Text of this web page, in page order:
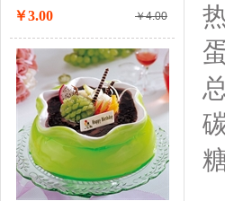
￥3.00 ￥4.00